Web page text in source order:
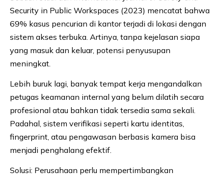
Security in Public Workspaces (2023) mencatat bahwa
69% kasus pencurian di kantor terjadi di lokasi dengan
sistem akses terbuka. Artinya, tanpa kejelasan siapa
yang masuk dan keluar, potensi penyusupan
meningkat.
Lebih buruk lagi, banyak tempat kerja mengandalkan
petugas keamanan internal yang belum dilatih secara
profesional atau bahkan tidak tersedia sama sekali.
Padahal, sistem verifikasi seperti kartu identitas,
fingerprint, atau pengawasan berbasis kamera bisa
menjadi penghalang efektif.
Solusi: Perusahaan perlu mempertimbangkan